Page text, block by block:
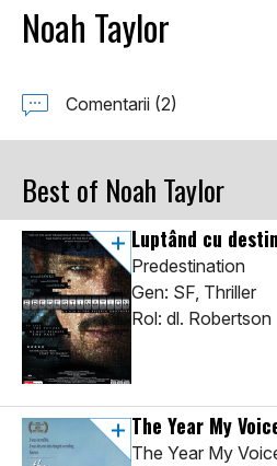
Noah Taylor
Comentarii (2)
Best of Noah Taylor
Luptând cu
Predestination
Gen: SF, Thriller
Rol: dl. Robertson
The Year My
The Year My